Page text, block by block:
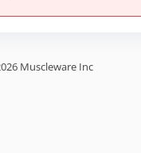
Muscleware Inc